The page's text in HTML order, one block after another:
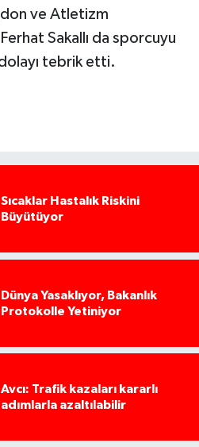
ve Atletizm
Sakallı da sporcuyu
tebrik etti.
Sıcaklar Hastalık Riskini
Büyütüyor
Dünya Yasaklıyor, Bakanlık
Protokolle Yetiniyor
Avcı: Trafik kazaları kararlı
adımlarla azaltılabilir